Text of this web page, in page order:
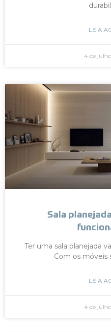
LEIA
4 de
Sala
Ter uma sala planejada
Com os móveis
LEIA
4 de